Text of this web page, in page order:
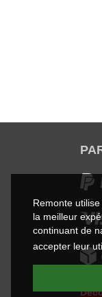
Remonte
la meilleur
continuant de
accepter leur